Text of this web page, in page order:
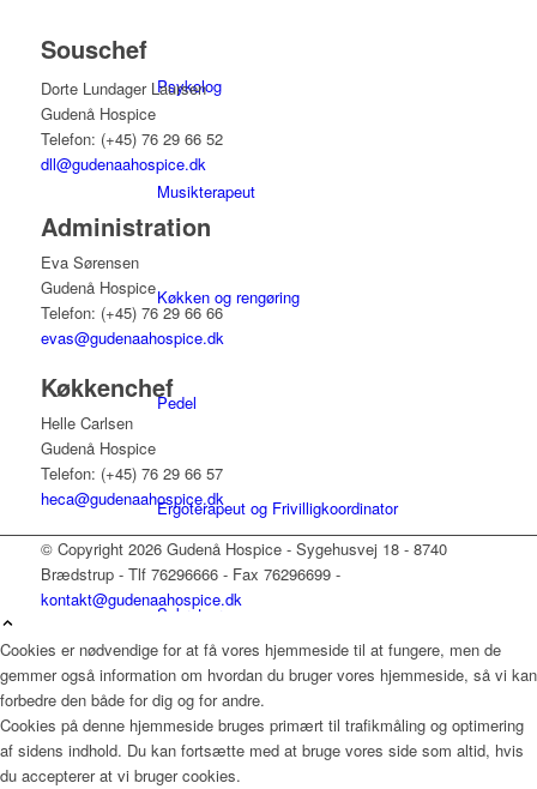
Psykolog
Musikterapeut
Køkken og rengøring
Pedel
Ergoterapeut og Frivilligkoordinator
Sekretær
Læger
Souschef
Dorte Lundager Laursen
Gudenå Hospice
Telefon: (+45) 76 29 66 52
dll@gudenaahospice.dk
Administration
Eva Sørensen
Gudenå Hospice
Telefon: (+45) 76 29 66 66
evas@gudenaahospice.dk
Køkkenchef
Helle Carlsen
Gudenå Hospice
Telefon: (+45) 76 29 66 57
heca@gudenaahospice.dk
© Copyright 2026 Gudenå Hospice - Sygehusvej 18 - 8740
Brædstrup - Tlf 76296666 - Fax 76296699 -
kontakt@gudenaahospice.dk
Cookies er nødvendige for at få vores hjemmeside til at fungere, men de
gemmer også information om hvordan du bruger vores hjemmeside, så vi kan
forbedre den både for dig og for andre.
Cookies på denne hjemmeside bruges primært til trafikmåling og optimering
af sidens indhold. Du kan fortsætte med at bruge vores side som altid, hvis
du accepterer at vi bruger cookies.